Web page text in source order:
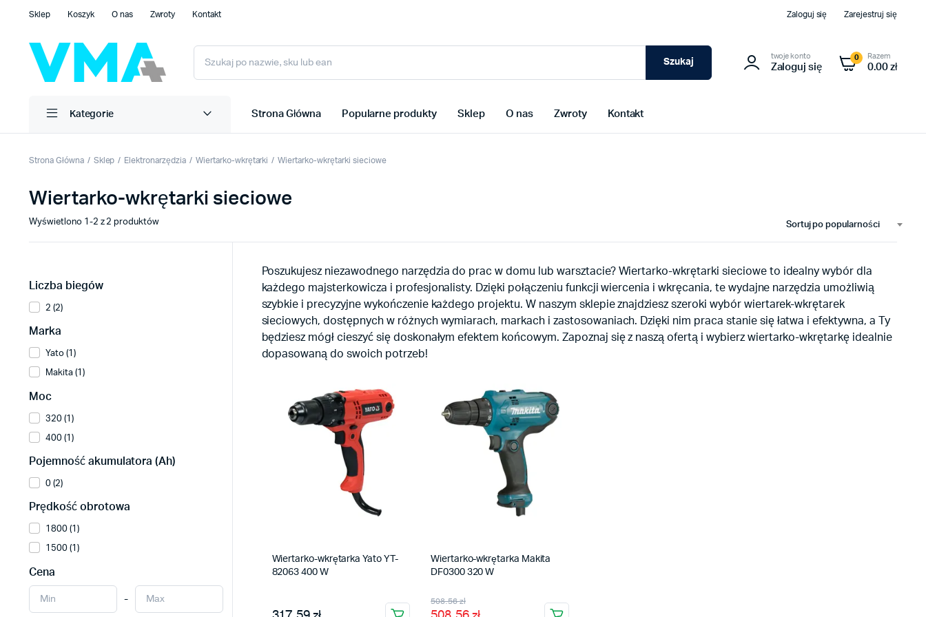
Sklep Koszyk O nas Zwroty Kontakt Zaloguj się Zarejestruj się
Szukaj
twoje konto
Zaloguj się
0 Razem
0.00 zł
Kategorie Strona Główna Popularne produkty Sklep O nas Zwroty Kontakt
Strona Główna Sklep Elektronarzędzia Wiertarko-wkrętarki Wiertarko-wkrętarki sieciowe
Wiertarko-wkrętarki sieciowe
Sortuj po popularności
Wyświetlono 1-2 z 2 produktów
Poszukujesz niezawodnego narzędzia do prac w domu lub warsztacie? Wiertarko-wkrętarki sieciowe to idealny wybór dla
każdego majsterkowicza i profesjonalisty. Dzięki połączeniu funkcji wiercenia i wkręcania, te wydajne narzędzia umożliwią
szybkie i precyzyjne wykończenie każdego projektu. W naszym sklepie znajdziesz szeroki wybór wiertarek-wkrętarek
sieciowych, dostępnych w różnych wymiarach, markach i zastosowaniach. Dzięki nim praca stanie się łatwa i efektywna, a Ty
będziesz mógł cieszyć się doskonałym efektem końcowym. Zapoznaj się z naszą ofertą i wybierz wiertarko-wkrętarkę idealnie
dopasowaną do swoich potrzeb!
Wiertarko-wkrętarka Yato YT-
82063 400 W
Wiertarko-wkrętarka Makita
DF0300 320 W
508.56 zł
Liczba biegów
2 (2)
Marka
Yato (1)
Makita (1)
Moc
320 (1)
400 (1)
Pojemność akumulatora (Ah)
0 (2)
Prędkość obrotowa
1800 (1)
1500 (1)
Cena
-